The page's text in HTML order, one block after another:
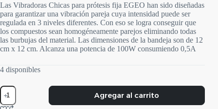
Las Vibradoras Chicas para prótesis fija EGEO han sido diseñadas
para garantizar una vibración pareja cuya intensidad puede ser
regulada en 3 niveles diferentes. Con eso se logra conseguir que
los compuestos sean homogéneamente parejos eliminando todas
las burbujas del material. Las dimensiones de la bandeja son de 12
cm x 12 cm. Alcanza una potencia de 100W consumiendo 0,5A
4 disponibles
Vibradora
cantidad
Agregar al carrito